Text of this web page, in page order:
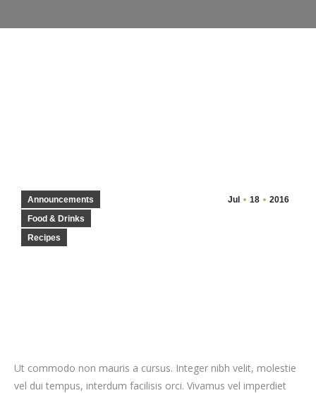
Jul 18 2016
Announcements
Food & Drinks
Recipes
Ut commodo non mauris a cursus. Integer nibh velit, molestie
vel dui tempus, interdum facilisis orci. Vivamus vel imperdiet